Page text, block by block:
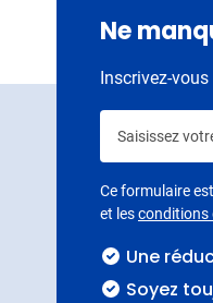
Ne
Inscrivez-
Ce formulaire
et lesconditions
Une
Soyez